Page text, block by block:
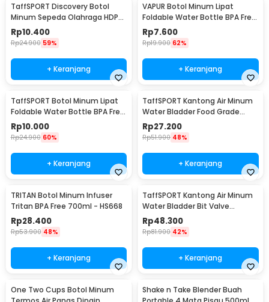
TaffSPORT Discovery Botol
Minum Sepeda Olahraga HDPE
Dust Cover 650ml - 3026
Rp10.400
Rp24.900 59%
+ Keranjang
VAPUR Botol Minum Lipat
Foldable Water Bottle BPA Free
Karabiner 500ml - V5
Rp7.600
Rp19.900 62%
+ Keranjang
TaffSPORT Botol Minum Lipat
Foldable Water Bottle BPA Free
700ml - S29
Rp10.000
Rp24.900 60%
+ Keranjang
TaffSPORT Kantong Air Minum
Water Bladder Food Grade
Hydration Bag 2L - SD16
Rp27.200
Rp51.900 48%
+ Keranjang
TRITAN Botol Minum Infuser
Tritan BPA Free 700ml - HS668
Rp28.400
Rp53.900 48%
+ Keranjang
TaffSPORT Kantong Air Minum
Water Bladder Bit Valve
Hydration Bag 2L - SD16
Rp48.300
Rp81.900 42%
+ Keranjang
One Two Cups Botol Minum
Shake n Take Blender Buah